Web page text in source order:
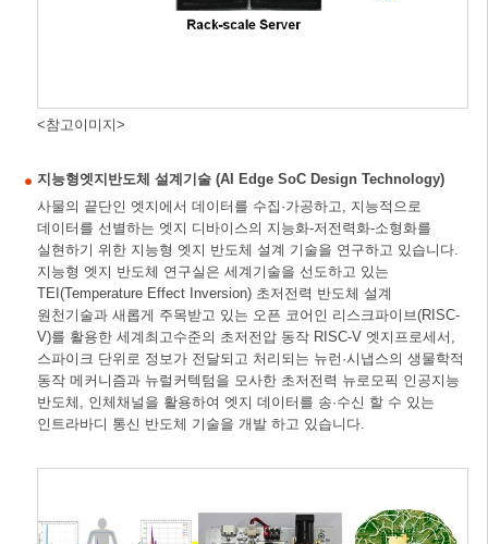
<참고이미지>
지능형엣지반도체 설계기술 (AI Edge SoC Design Technology)
사물의 끝단인 엣지에서 데이터를 수집·가공하고, 지능적으로
데이터를 선별하는 엣지 디바이스의 지능화-저전력화-소형화를
실현하기 위한 지능형 엣지 반도체 설계 기술을 연구하고 있습니다.
지능형 엣지 반도체 연구실은 세계기술을 선도하고 있는
TEI(Temperature Effect Inversion) 초저전력 반도체 설계
원천기술과 새롭게 주목받고 있는 오픈 코어인 리스크파이브(RISC-
V)를 활용한 세계최고수준의 초저전압 동작 RISC-V 엣지프로세서,
스파이크 단위로 정보가 전달되고 처리되는 뉴런·시냅스의 생물학적
동작 메커니즘과 뉴럴커텍텀을 모사한 초저전력 뉴로모픽 인공지능
반도체, 인체채널을 활용하여 엣지 데이터를 송·수신 할 수 있는
인트라바디 통신 반도체 기술을 개발 하고 있습니다.